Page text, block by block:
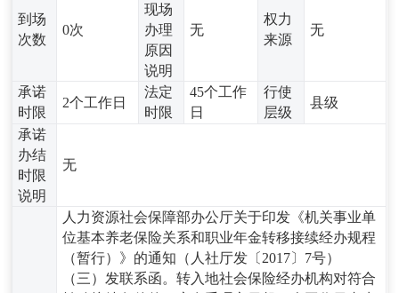
到场
次数
0次
现场
办理
原因
说明
无
权力
来源
无
承诺
时限
2个工作日
法定
时限
45个工作
日
行使
层级
县级
承诺
办结
时限
说明
无
人力资源社会保障部办公厅关于印发《机关事业单
位基本养老保险关系和职业年金转移接续经办规程
（暂行）》的通知（人社厅发〔2017〕7号）
（三）发联系函。转入地社会保险经办机构对符合